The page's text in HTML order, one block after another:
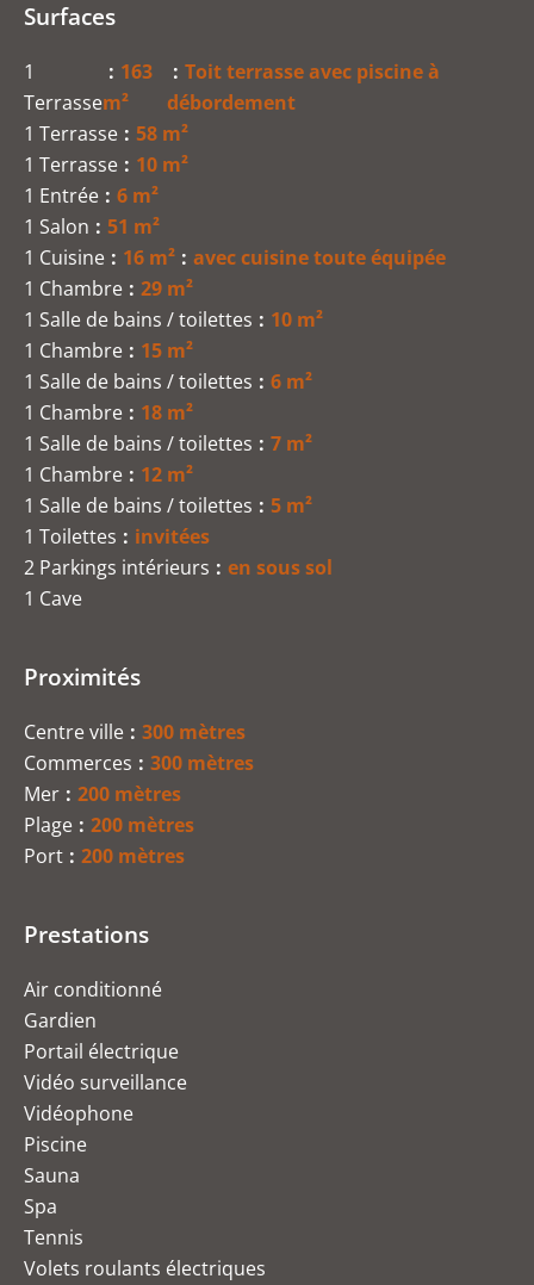
Surfaces
1
Terrasse
163
m²
Toit terrasse avec piscine à
débordement
1 Terrasse
58 m²
1 Terrasse
10 m²
1 Entrée
6 m²
1 Salon
51 m²
1 Cuisine
16 m²
avec cuisine toute équipée
1 Chambre
29 m²
1 Salle de bains / toilettes
10 m²
1 Chambre
15 m²
1 Salle de bains / toilettes
6 m²
1 Chambre
18 m²
1 Salle de bains / toilettes
7 m²
1 Chambre
12 m²
1 Salle de bains / toilettes
5 m²
1 Toilettes
invitées
2 Parkings intérieurs
en sous sol
1 Cave
Proximités
Centre ville
300 mètres
Commerces
300 mètres
Mer
200 mètres
Plage
200 mètres
Port
200 mètres
Prestations
Air conditionné
Gardien
Portail électrique
Vidéo surveillance
Vidéophone
Piscine
Sauna
Spa
Tennis
Volets roulants électriques